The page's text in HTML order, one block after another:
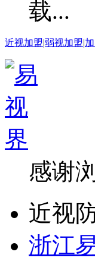
近视加盟|弱视加盟|
感谢
近视
浙江